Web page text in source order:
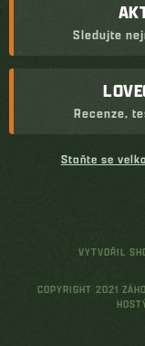
Sledujte
Recenze,
Staňte se
VYTVOŘIL
COPYRIGHT 2021